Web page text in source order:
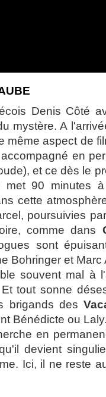
Denis Côté
mystère. A
même aspect de
en
et ce dès le
met 90 minutes
cette
poursuivies
comme dans
sont
Bohringer et
souvent mal à
tout sonne
brigands des
Bénédicte ou
en
devient
Ici, il ne reste